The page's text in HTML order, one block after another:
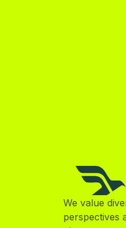
We value
perspectives